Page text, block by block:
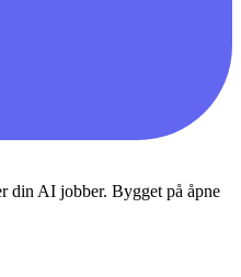
AI jobber. Bygget på åpne